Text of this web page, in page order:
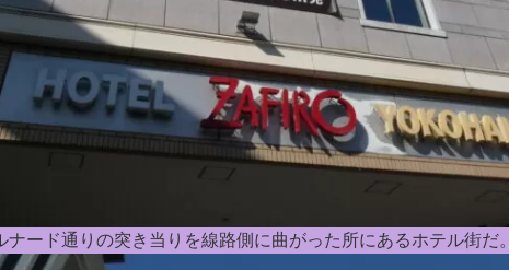
ナード通りの突き当りを線路側に曲がった所にあるホテル街だ。